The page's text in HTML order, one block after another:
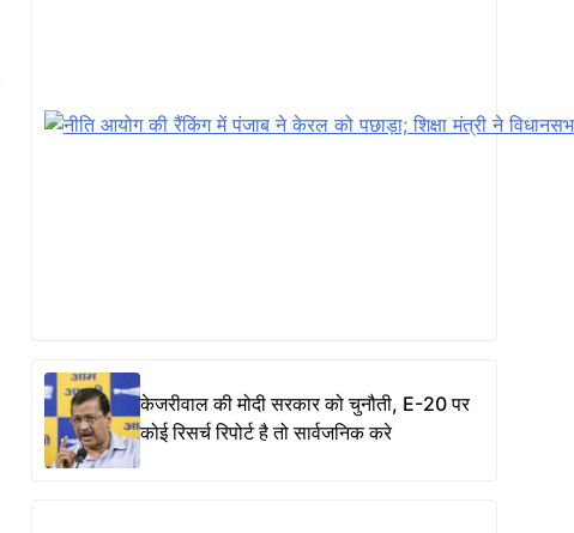
केजरीवाल की मोदी सरकार को चुनौती, E-20 पर
कोई रिसर्च रिपोर्ट है तो सार्वजनिक करे